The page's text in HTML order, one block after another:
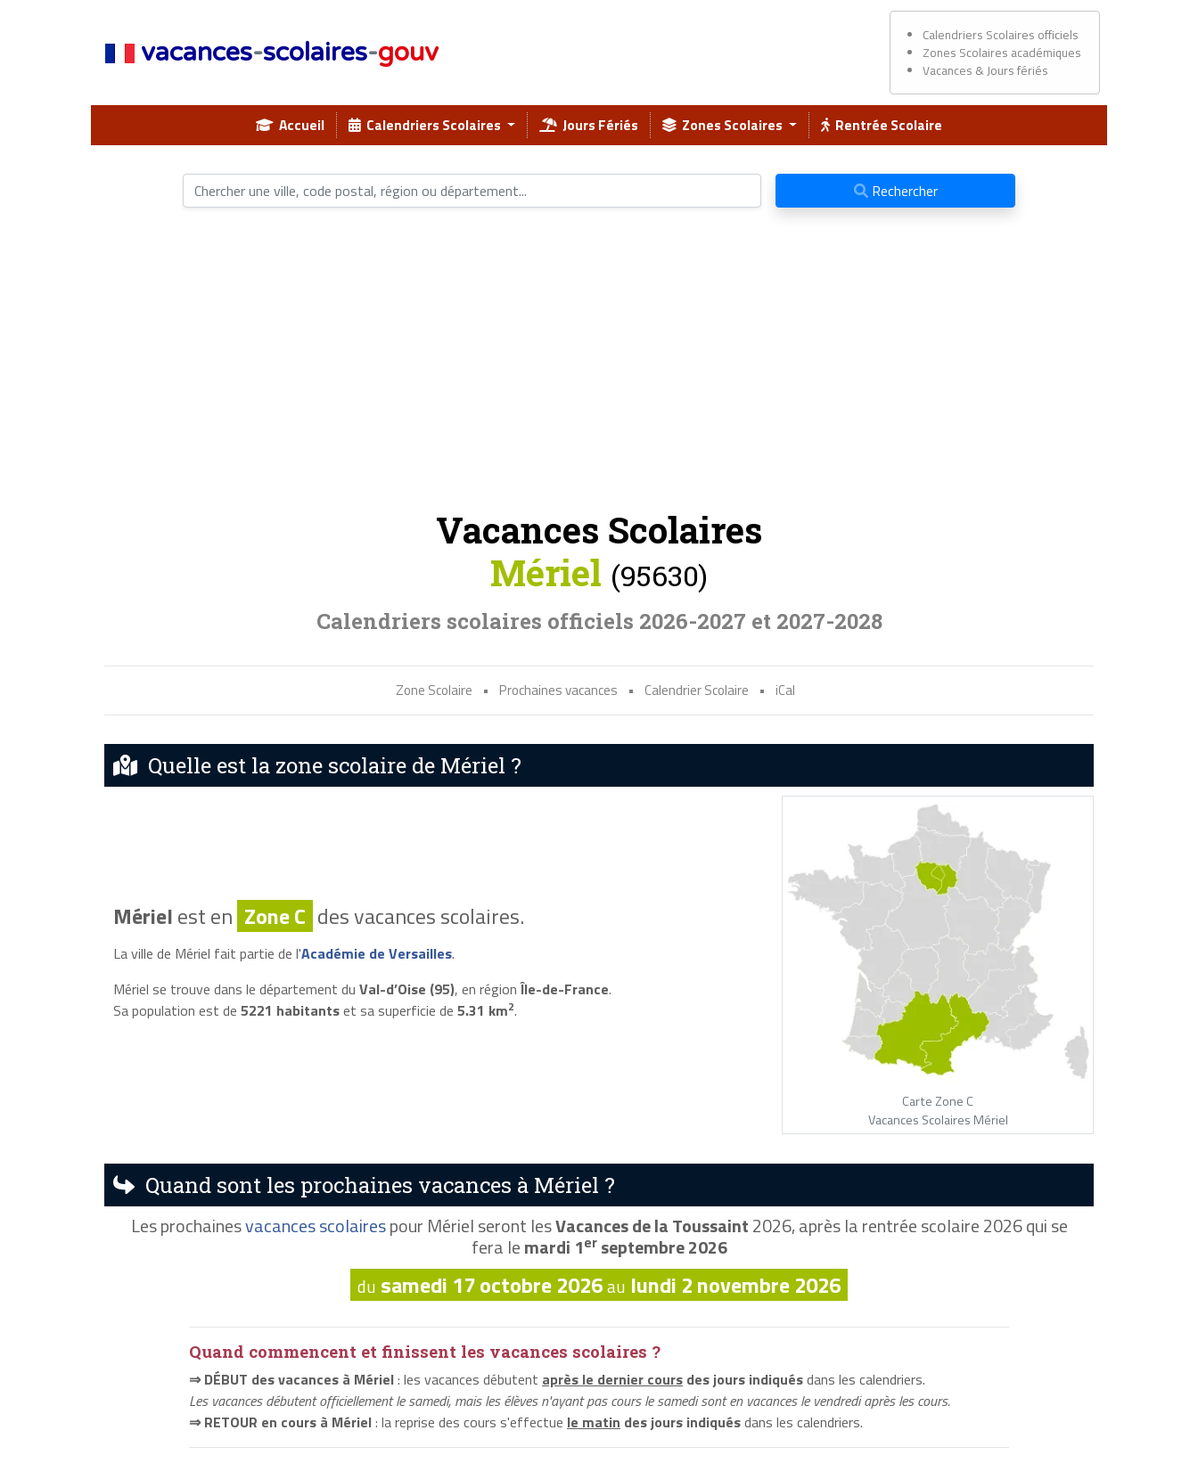
vacances-scolaires-gouv
Calendriers Scolaires officiels
Zones Scolaires académiques
Vacances & Jours fériés
Accueil Calendriers Scolaires Jours Fériés Zones Scolaires Rentrée Scolaire
Rechercher
Vacances Scolaires
Mériel (95630)
Calendriers scolaires officiels 2026-2027 et 2027-2028
Zone Scolaire • Prochaines vacances • Calendrier Scolaire • iCal
Quelle est la zone scolaire de Mériel ?
Mérielest en Zone C des vacances scolaires.
La ville de Mériel fait partie de l'Académie de Versailles.
Mériel se trouve dans le département du Val-d’Oise (95), en régionÎle-de-France.
Sa population est de 5221 habitantset sa superficie de 5.31 km2.
Carte Zone C
Vacances Scolaires Mériel
Quand sont les prochaines vacances à Mériel ?
Les prochainesvacances scolairespour Mériel seront lesVacances de la Toussaint2026, après la rentrée scolaire 2026 qui se
fera lemardi 1erseptembre 2026
du samedi 17 octobre 2026au lundi 2 novembre 2026
Quand commencent et finissent les vacances scolaires ?
⇒ DÉBUT des vacances à Mériel: les vacances débutent après le dernier cours des jours indiquésdans les calendriers.
Les vacances débutent officiellement le samedi, mais les élèves n'ayant pas cours le samedi sont en vacances le vendredi après les cours.
⇒ RETOUR en cours à Mériel: la reprise des cours s'effectue le matin des jours indiquésdans les calendriers.